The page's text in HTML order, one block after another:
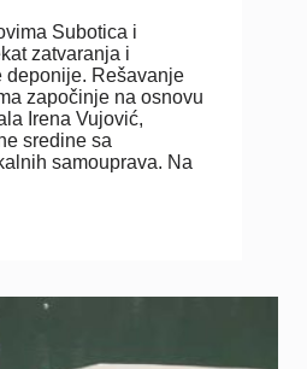
Subotica i
zatvaranja i
deponije. Rešavanje
započinje na osnovu
Irena Vujović,
sredine sa
samouprava. Na